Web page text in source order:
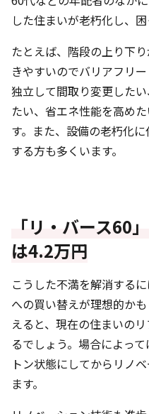
した住まいが老朽化し、
たとえば、階段の上り下
きやすいのでバリアフリ
独立して間取り変更した
たい、省エネ性能を高め
す。また、設備の老朽化
する方も多くいます。
「リ・バース60
は4.2万円
こうした不満を解消する
への買い替えが理想的か
えると、現在の住まいの
るでしょう。場合によっ
トン状態にしてからリノ
ます。